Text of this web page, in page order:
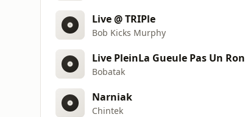
Live @ TRIPle
Bob Kicks Murphy
Live PleinLa Gueule Pas Un Ron
Bobatak
Narniak
Chintek